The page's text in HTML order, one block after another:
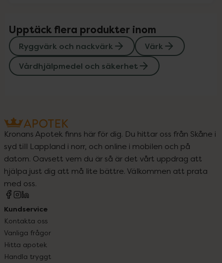
Upptäck flera produkter inom
Ryggvärk och nackvärk
Värk
Vårdhjälpmedel och säkerhet
Kronans Apotek finns här för dig. Du hittar oss från Skåne i
syd till Lappland i norr, och online i mobilen och på
datorn. Oavsett vem du är så är det vårt uppdrag att
hjälpa just dig att må lite bättre. Välkommen att prata
med oss.
Kundservice
Kontakta oss
Vanliga frågor
Hitta apotek
Handla tryggt